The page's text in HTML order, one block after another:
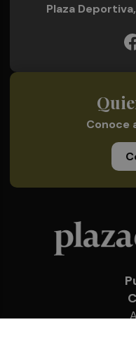
Plaza
Conoce